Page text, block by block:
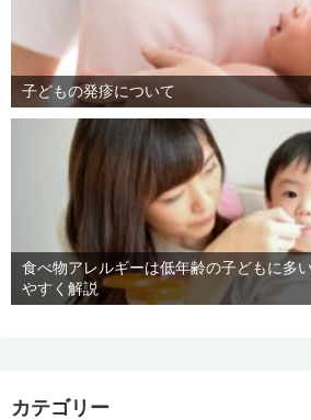
子どもの発疹について
食べ物アレルギーは低年齢の子どもに多
やすく解説
カテゴリー